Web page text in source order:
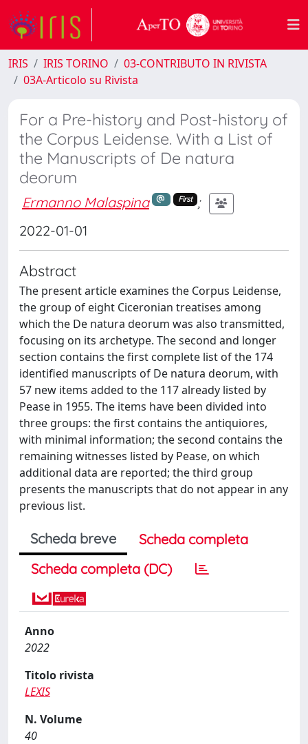
IRIS IRIS TORINO
03-CONTRIBUTO IN RIVISTA
03A-Articolo su Rivista
For a Pre-history and Post-history of
the Corpus Leidense. With a List of
the Manuscripts of De natura
deorum
Ermanno Malaspina First
;
2022-01-01
Abstract
The present article examines the Corpus Leidense,
the group of eight Ciceronian treatises among
which the De natura deorum was also transmitted,
focusing on its archetype. The second and longer
section contains the first complete list of the 174
identified manuscripts of De natura deorum, with
57 new items added to the 117 already listed by
Pease in 1955. The items have been divided into
three groups: the first contains the antiquiores,
with minimal information; the second contains the
remaining witnesses listed by Pease, on which
additional data are reported; the third group
presents the manuscripts that do not appear in any
previous list.
Scheda breve
Scheda completa
Scheda completa (DC)
Anno
2022
Titolo rivista
LEXIS
N. Volume
40